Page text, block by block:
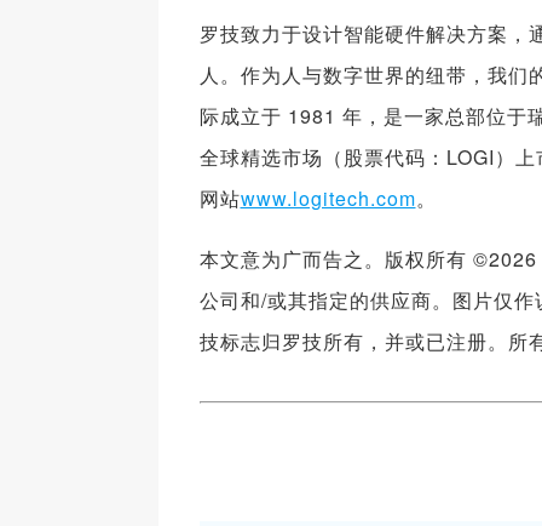
罗技致力于设计智能硬件解决方案，
人。作为人与数字世界的纽带，我
际成立于 1981 年，是一家总部位于
全球精选市场（股票代码：LOGI）
网站www.logitech.com。
本文意为广而告之。版权所有
公司和/或其指定的供应商。图片仅
技标志归罗技所有，并或已注册。所